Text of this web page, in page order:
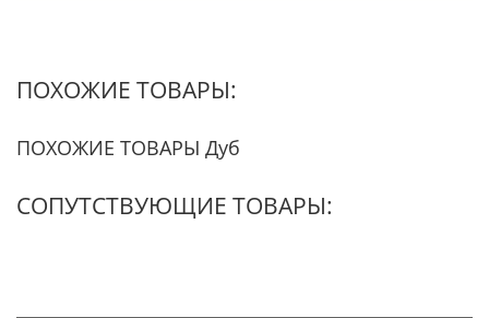
ПОХОЖИЕ ТОВАРЫ:
ПОХОЖИЕ ТОВАРЫ Дуб
СОПУТСТВУЮЩИЕ ТОВАРЫ: